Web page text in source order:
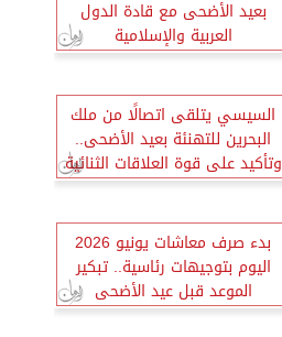
بعيد الأضحى مع قادة الدول
العربية والإسلامية
السيسي يتلقى اتصالًا من ملك
البحرين للتهنئة بعيد الأضحى..
وتأكيد على قوة العلاقات الثنائية
بدء صرف معاشات يونيو 2026
اليوم بتوجيهات رئاسية.. تبكير
الموعد قبل عيد الأضحى